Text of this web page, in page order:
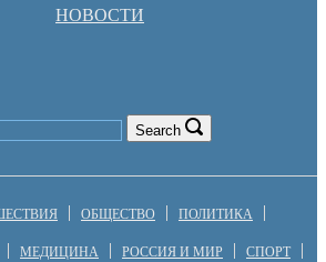
НОВОСТИ
Search
ОБЩЕСТВО ПОЛИТИКА
МЕДИЦИНА РОССИЯ И МИР СПОРТ